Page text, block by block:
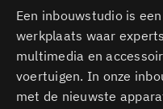
Een inbouwstudio is
werkplaats waar
multimedia en
voertuigen. In onze
met de nieuwste